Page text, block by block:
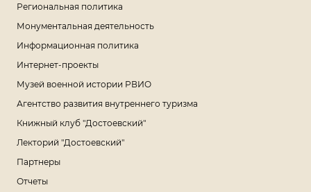
Региональная политика
Монументальная деятельность
Информационная политика
Интернет-проекты
Музей военной истории РВИО
Агентство развития внутреннего туризма
Книжный клуб "Достоевский"
Лекторий "Достоевский"
Партнеры
Отчеты